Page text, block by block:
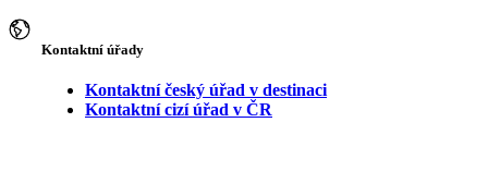
Kontaktní úřady
Kontaktní český úřad v destinaci
Kontaktní cizí úřad v ČR